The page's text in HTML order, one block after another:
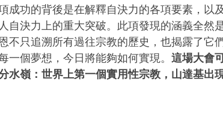
成功的背後是在解釋自決力的各項要素，以
自決力上的重大突破。此項發現的涵義全然
不只追溯所有過往宗教的歷史，也揭露了它
一個夢想，今日將能夠如何實現。 這場大會
水嶺：世界上第一個實用性宗教，山達基出